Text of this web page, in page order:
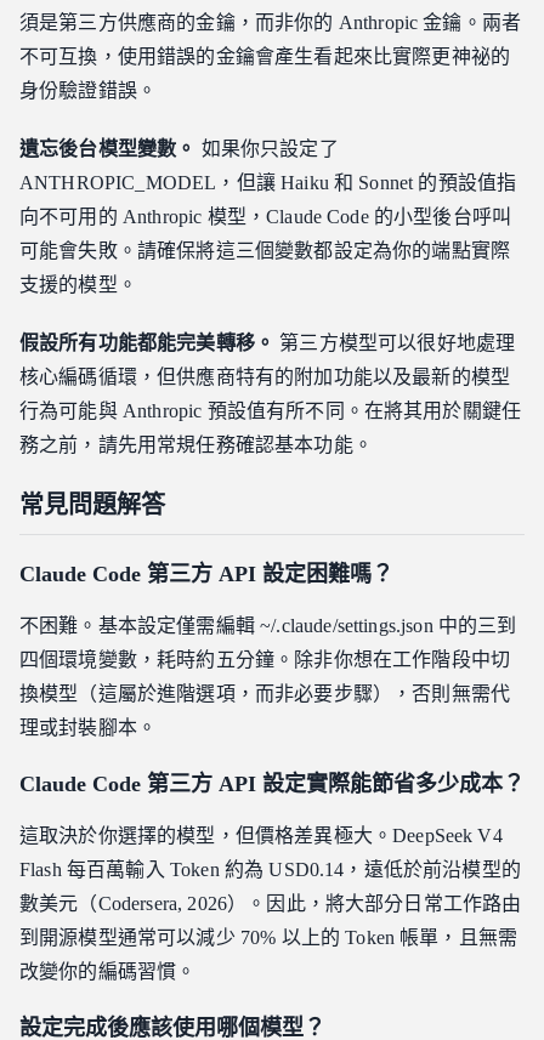
須是第三方供應商的金鑰，而非你的 Anthropic 金鑰。兩者
不可互換，使用錯誤的金鑰會產生看起來比實際更神祕的
身份驗證錯誤。
遺忘後台模型變數。 如果你只設定了
ANTHROPIC_MODEL，但讓 Haiku 和 Sonnet 的預設值指
向不可用的 Anthropic 模型，Claude Code 的小型後台呼叫
可能會失敗。請確保將這三個變數都設定為你的端點實際
支援的模型。
假設所有功能都能完美轉移。 第三方模型可以很好地處理
核心編碼循環，但供應商特有的附加功能以及最新的模型
行為可能與 Anthropic 預設值有所不同。在將其用於關鍵任
務之前，請先用常規任務確認基本功能。
常見問題解答
Claude Code 第三方 API 設定困難嗎？
不困難。基本設定僅需編輯 ~/.claude/settings.json 中的三到
四個環境變數，耗時約五分鐘。除非你想在工作階段中切
換模型（這屬於進階選項，而非必要步驟），否則無需代
理或封裝腳本。
Claude Code 第三方 API 設定實際能節省多少成本？
這取決於你選擇的模型，但價格差異極大。DeepSeek V4
Flash 每百萬輸入 Token 約為 USD0.14，遠低於前沿模型的
數美元（Codersera, 2026）。因此，將大部分日常工作路由
到開源模型通常可以減少 70% 以上的 Token 帳單，且無需
改變你的編碼習慣。
設定完成後應該使用哪個模型？